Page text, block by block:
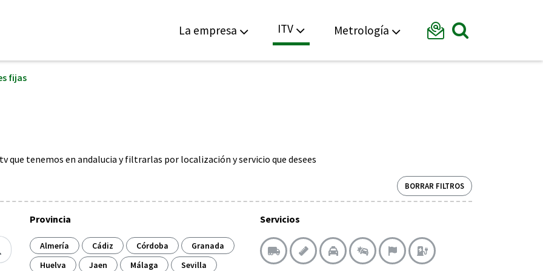
La empresa ITV Metrología Mostrar
fijas
que tenemos en andalucia y filtrarlas por localización y servicio que desees
BORRAR FILTROS
Provincia
Almería Cádiz Córdoba
Granada
Huelva
Jaen Málaga Sevilla
Servicios